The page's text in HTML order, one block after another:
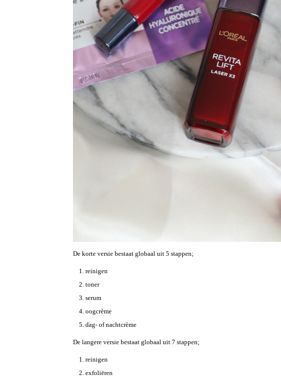
De korte versie bestaat globaal uit 5 stappen;
reinigen
toner
serum
oogcrème
dag- of nachtcrème
De langere versie bestaat globaal uit 7 stappen;
reinigen
exfoliëren